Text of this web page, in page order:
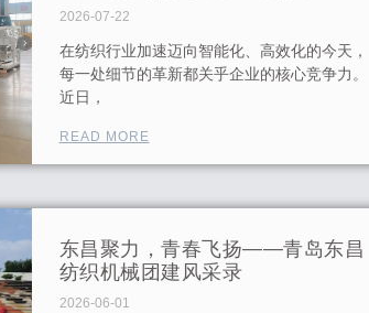
2026-07-22
在纺织行业加速迈向智能化、高效化的今天，
每一处细节的革新都关乎企业的核心竞争力。
近日，
READ MORE
东昌聚力，青春飞扬——青岛东昌
纺织机械团建风采录
2026-06-01